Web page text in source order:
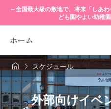
～全国最大級の敷地で、将来「しあ
ども園やよい幼
ホーム
 スケジュール
外部向けイベ